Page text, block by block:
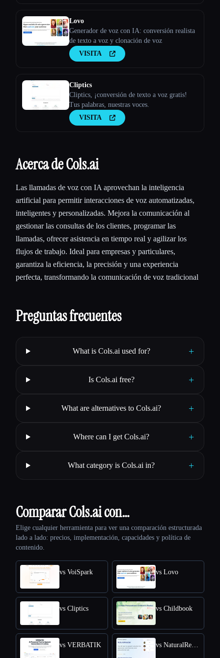
Lovo
Generador de voz con IA: conversión realista
de texto a voz y clonación de voz
VISITA
Cliptics
Cliptics, ¡conversión de texto a voz gratis!
Tus palabras, nuestras voces.
VISITA
Acerca de Cols.ai
Las llamadas de voz con IA aprovechan la inteligencia
artificial para permitir interacciones de voz automatizadas,
inteligentes y personalizadas. Mejora la comunicación al
gestionar las consultas de los clientes, programar las
llamadas, ofrecer asistencia en tiempo real y agilizar los
flujos de trabajo. Ideal para empresas y particulares,
garantiza la eficiencia, la precisión y una experiencia
perfecta, transformando la comunicación de voz tradicional
Preguntas frecuentes
What is Cols.ai used for? +
Is Cols.ai free? +
What are alternatives to Cols.ai? +
Where can I get Cols.ai? +
What category is Cols.ai in? +
Comparar Cols.ai con…
Elige cualquier herramienta para ver una comparación estructurada
lado a lado: precios, implementación, capacidades y política de
contenido.
vs VoiSpark vs Lovo
vs Cliptics vs Childbook
vs VERBATIK vs NaturalReader